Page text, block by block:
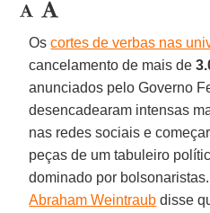
Oscortes de verbas nas
cancelamento de mais de
anunciados pelo Governo
desencadearam intensas
nas redes sociais e
peças de um tabuleiro
dominado por
Abraham Weintraub disse